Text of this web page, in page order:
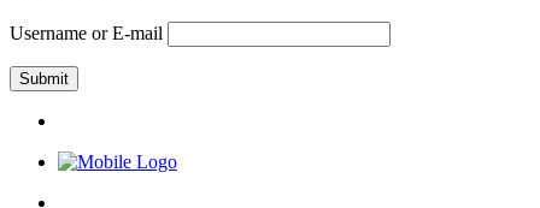
Username or E-mail